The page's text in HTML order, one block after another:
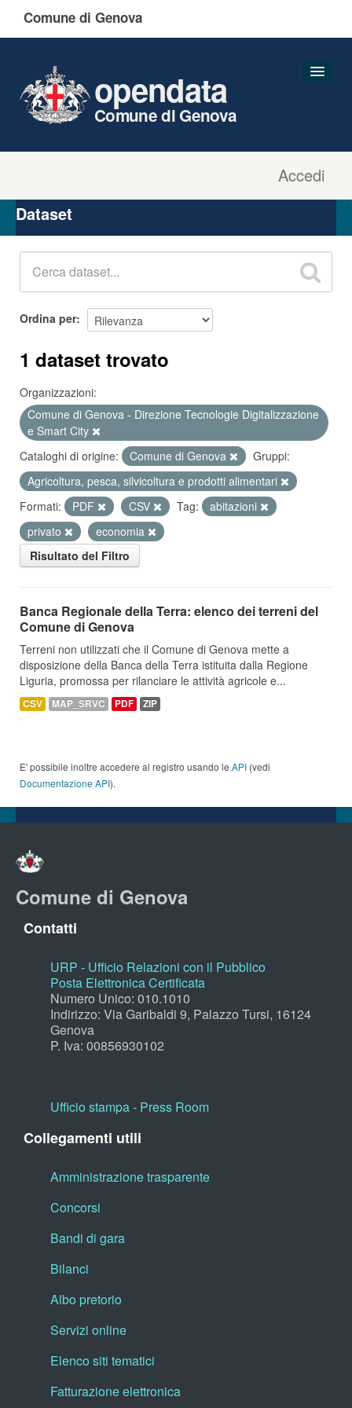
Comune di Genova
Accedi
opendata
Comune di Genova
Organizzazioni
Gruppi
Dataset
Ordina per
1 dataset trovato
Organizzazioni:
Comune di Genova - Direzione Tecnologie Digitalizzazione
e Smart City
Cataloghi di origine:
Comune di Genova
Gruppi:
Agricoltura, pesca, silvicoltura e prodotti alimentari
Formati:
PDF CSV Tag:
abitazioni
privato
economia
Risultato del Filtro
Banca Regionale della Terra: elenco dei terreni del
Comune di Genova
Terreni non utilizzati che il Comune di Genova mette a
disposizione della Banca della Terra istituita dalla Regione
Liguria, promossa per rilanciare le attività agricole e...
CSV MAP_SRVC PDF ZIP
E' possibile inoltre accedere al registro usando le API (vedi
Documentazione API).
Comune di Genova
Contatti
URP - Ufficio Relazioni con il Pubblico
Posta Elettronica Certificata
Numero Unico: 010.1010
Indirizzo: Via Garibaldi 9, Palazzo Tursi, 16124
Genova
P. Iva: 00856930102
Ufficio stampa - Press Room
Collegamenti utili
Amministrazione trasparente
Concorsi
Bandi di gara
Bilanci
Albo pretorio
Servizi online
Elenco siti tematici
Fatturazione elettronica